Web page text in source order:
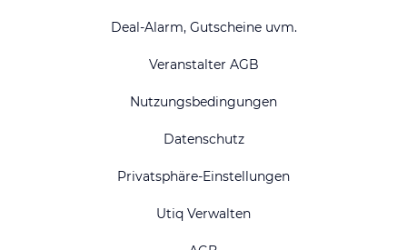
Deal-Alarm, Gutscheine uvm.
Veranstalter AGB
Nutzungsbedingungen
Datenschutz
Privatsphäre-Einstellungen
Utiq Verwalten